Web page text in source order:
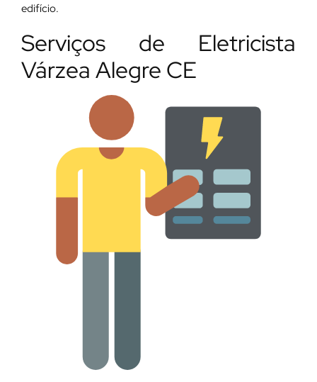
edifício.
Serviços de Eletricista
Várzea Alegre CE